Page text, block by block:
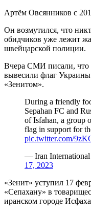
Артём Овсянников с
Он возмутился, что
обидчиков уже лежит
швейцарской полиции.
Вчера СМИ писали, что
вывесили флаг Украины
«Зенитом».
During a friendly
Sepahan FC and
of Isfahan, a group
flag in support for
pic.twitter.com/
— Iran
17, 2023
«Зенит» уступил 17
«Сепахану» в
иранском городе